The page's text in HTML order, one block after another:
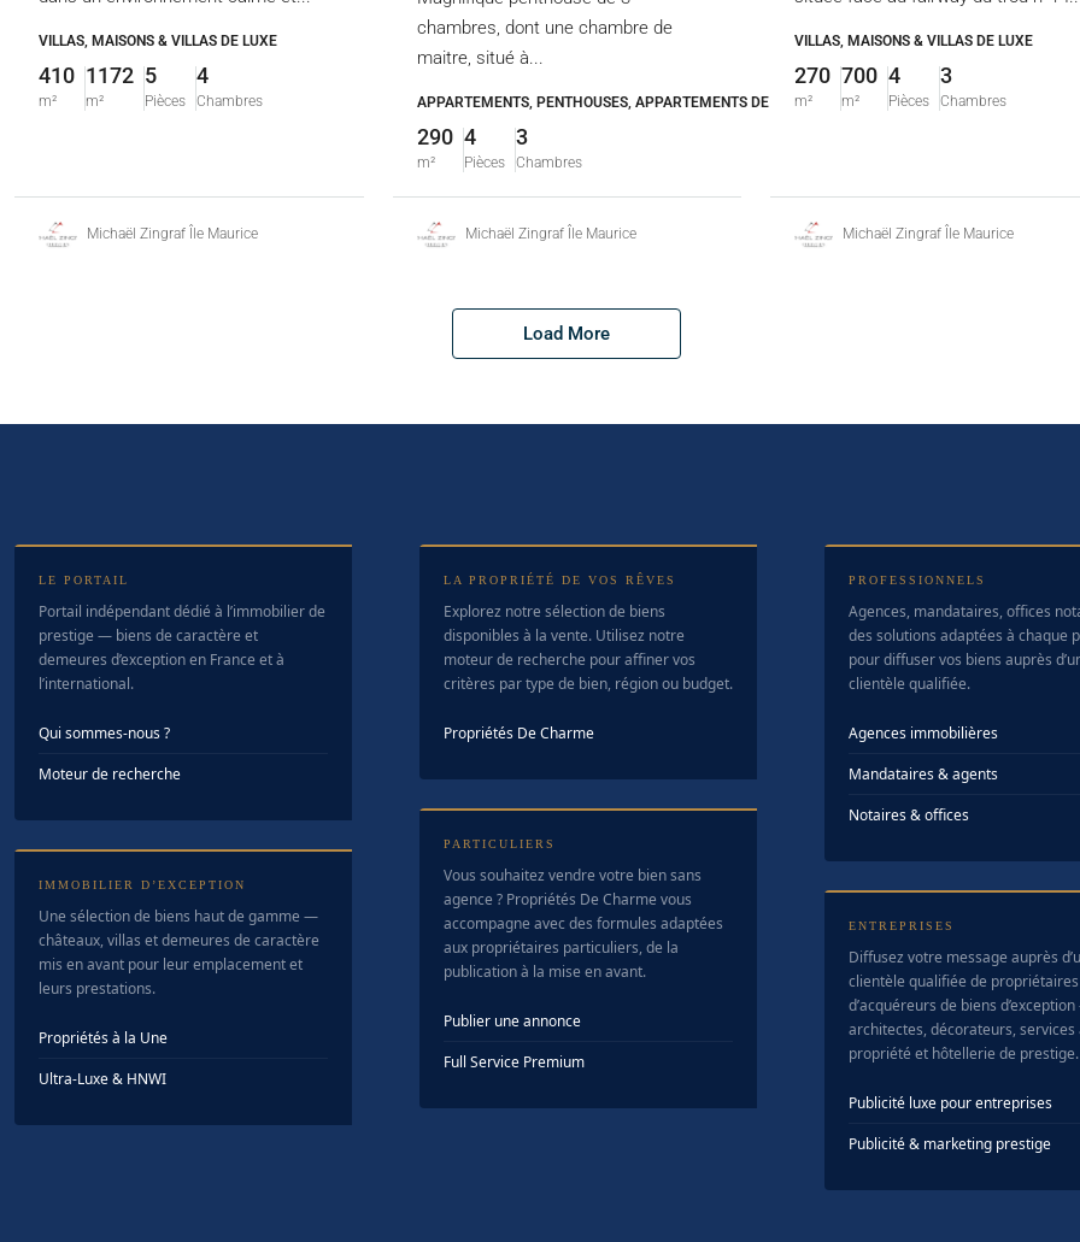
VILLAS, MAISONS & VILLAS DE LUXE
410
m²
1172
m²
5
Pièces
4
Chambres
Michaël Zingraf Île Maurice
chambres, dont une chambre de
maitre, situé à...
APPARTEMENTS, PENTHOUSES, APPARTEMENTS DE LUXE
290
m²
4
Pièces
3
Chambres
Michaël Zingraf Île Maurice
VILLAS, MAISONS & VILLAS DE LUXE
270
m²
700
m²
4
Pièces
3
Chambres
Michaël Zingraf Île Maurice
Load More
LE PORTAIL
Portail indépendant dédié à l’immobilier de
prestige — biens de caractère et
demeures d’exception en France et à
l’international.
Qui sommes-nous ?
Moteur de recherche
IMMOBILIER D’EXCEPTION
Une sélection de biens haut de gamme —
châteaux, villas et demeures de caractère
mis en avant pour leur emplacement et
leurs prestations.
Propriétés à la Une
Ultra-Luxe & HNWI
LA PROPRIÉTÉ DE VOS RÊVES
Explorez notre sélection de biens
disponibles à la vente. Utilisez notre
moteur de recherche pour affiner vos
critères par type de bien, région ou budget.
Propriétés De Charme
PARTICULIERS
Vous souhaitez vendre votre bien sans
agence ? Propriétés De Charme vous
accompagne avec des formules adaptées
aux propriétaires particuliers, de la
publication à la mise en avant.
Publier une annonce
Full Service Premium
PROFESSIONNELS
Agences, mandataires, offices
des solutions adaptées à chaque
pour diffuser vos biens auprès
clientèle qualifiée.
Agences immobilières
Mandataires & agents
Notaires & offices
ENTREPRISES
Diffusez votre message auprès
clientèle qualifiée de
d’acquéreurs de biens
architectes, décorateurs, services
propriété et hôtellerie de prestige.
Publicité luxe pour entreprises
Publicité & marketing prestige